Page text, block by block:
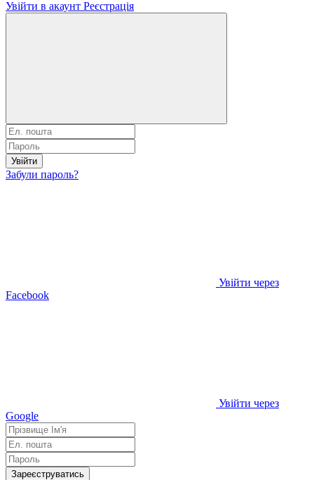
Увійти в акаунт Реєстрація
Увійти
Забули пароль?
Увійти через
Facebook
Увійти через
Google
Зареєструватись